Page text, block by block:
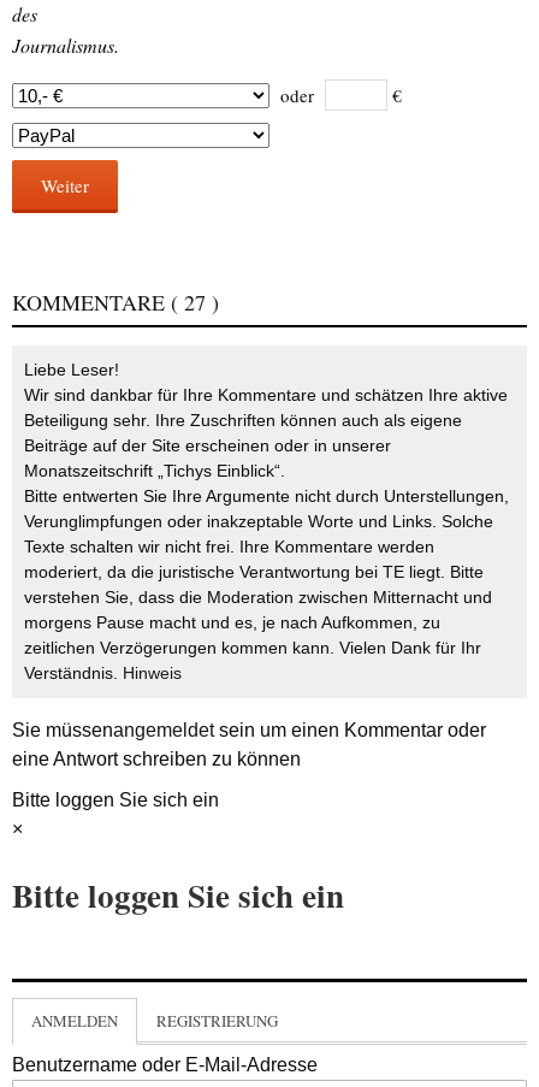
des
Journalismus.
oder €
Weiter
KOMMENTARE ( 27 )
Liebe Leser!
Wir sind dankbar für Ihre Kommentare und schätzen Ihre aktive
Beteiligung sehr. Ihre Zuschriften können auch als eigene
Beiträge auf der Site erscheinen oder in unserer
Monatszeitschrift „Tichys Einblick“.
Bitte entwerten Sie Ihre Argumente nicht durch Unterstellungen,
Verunglimpfungen oder inakzeptable Worte und Links. Solche
Texte schalten wir nicht frei. Ihre Kommentare werden
moderiert, da die juristische Verantwortung bei TE liegt. Bitte
verstehen Sie, dass die Moderation zwischen Mitternacht und
morgens Pause macht und es, je nach Aufkommen, zu
zeitlichen Verzögerungen kommen kann. Vielen Dank für Ihr
Verständnis. Hinweis
Sie müssenangemeldetsein um einen Kommentar oder
eine Antwort schreiben zu können
Bitte loggen Sie sich ein
×
Bitte loggen Sie sich ein
ANMELDEN REGISTRIERUNG
Benutzername oder E-Mail-Adresse